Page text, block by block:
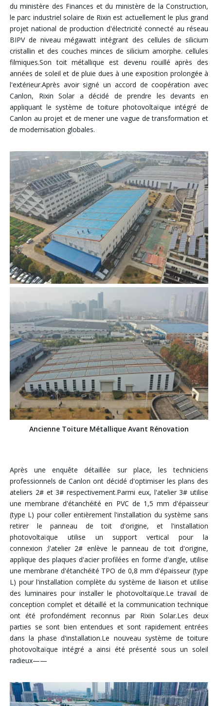
du ministère des Finances et du ministère de la Construction,
le parc industriel solaire de Rixin est actuellement le plus grand
projet national de production d'électricité connecté au réseau
BIPV de niveau mégawatt intégrant des cellules de silicium
cristallin et des couches minces de silicium amorphe. cellules
filmiques.Son toit métallique est devenu rouillé après des
années de soleil et de pluie dues à une exposition prolongée à
l'extérieur.Après avoir signé un accord de coopération avec
Canlon, Rixin Solar a décidé de prendre les devants en
appliquant le système de toiture photovoltaïque intégré de
Canlon au projet et de mener une vague de transformation et
de modernisation globales.
Ancienne Toiture Métallique Avant Rénovation
Après une enquête détaillée sur place, les techniciens
professionnels de Canlon ont décidé d'optimiser les plans des
ateliers 2# et 3# respectivement.Parmi eux, l'atelier 3# utilise
une membrane d'étanchéité en PVC de 1,5 mm d'épaisseur
(type L) pour coller entièrement l'installation du système sans
retirer le panneau de toit d'origine, et l'installation
photovoltaïque utilise un support vertical pour la
connexion ;l'atelier 2# enlève le panneau de toit d'origine,
applique des plaques d'acier profilées en forme d'angle, utilise
une membrane d'étanchéité TPO de 0,8 mm d'épaisseur (type
L) pour l'installation complète du système de liaison et utilise
des luminaires pour installer le photovoltaïque.Le travail de
conception complet et détaillé et la communication technique
ont été profondément reconnus par Rixin Solar.Les deux
parties se sont bien entendues et sont rapidement entrées
dans la phase d'installation.Le nouveau système de toiture
photovoltaïque intégré a ainsi été présenté sous un soleil
radieux——